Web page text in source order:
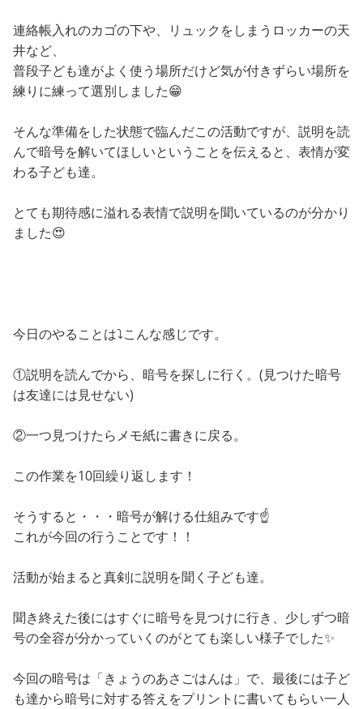
連絡帳入れのカゴの下や、リュックをしまうロッカーの天
井など、
普段子ども達がよく使う場所だけど気が付きずらい場所を
練りに練って選別しました😁
そんな準備をした状態で臨んだこの活動ですが、説明を読
んで暗号を解いてほしいということを伝えると、表情が変
わる子ども達。
とても期待感に溢れる表情で説明を聞いているのが分かり
ました😍
今日のやることは⤵こんな感じです。
①説明を読んでから、暗号を探しに行く。(見つけた暗号
は友達には見せない)
②一つ見つけたらメモ紙に書きに戻る。
この作業を10回繰り返します！
そうすると・・・暗号が解ける仕組みです☝️
これが今回の行うことです！！
活動が始まると真剣に説明を聞く子ども達。
聞き終えた後にはすぐに暗号を見つけに行き、少しずつ暗
号の全容が分かっていくのがとても楽しい様子でした✨
今回の暗号は「きょうのあさごはんは」で、最後には子ど
も達から暗号に対する答えをプリントに書いてもらい一人